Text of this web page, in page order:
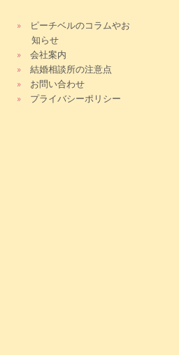
»
ピーチベルのコラムやお
知らせ
»
会社案内
»
結婚相談所の注意点
»
お問い合わせ
»
プライバシーポリシー